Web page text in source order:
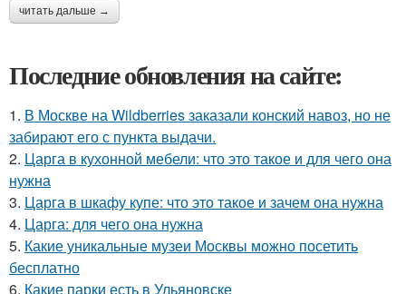
читать дальше →
Последние обновления на сайте:
1. В Москве на Wildberries заказали конский навоз, но не
забирают его с пункта выдачи.
2. Царга в кухонной мебели: что это такое и для чего она
нужна
3. Царга в шкафу купе: что это такое и зачем она нужна
4. Царга: для чего она нужна
5. Какие уникальные музеи Москвы можно посетить
бесплатно
6. Какие парки есть в Ульяновске